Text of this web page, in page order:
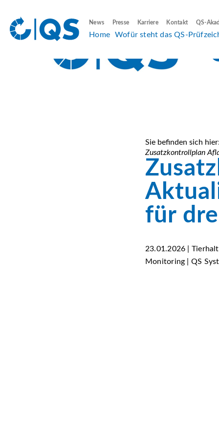
News Presse Karriere Kontakt QS-
Home Wofür steht das QS-
Sie befinden sich
Zusatzkontrollplan
für
23.01.2026 |
Monitoring | QS